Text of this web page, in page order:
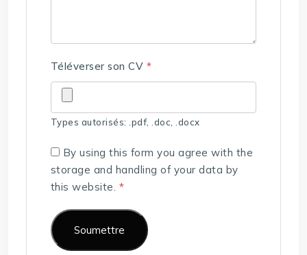
Téléverser son CV *
Types autorisés: .pdf, .doc, .docx
By using this form you agree with the
storage and handling of your data by
this website. *